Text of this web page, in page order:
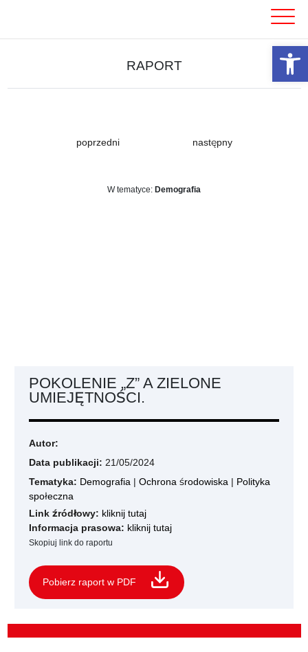
RAPORT
poprzedni następny
W tematyce: Demografia
POKOLENIE „Z” A ZIELONE
UMIEJĘTNOŚCI.
Autor:
Data publikacji: 21/05/2024
Tematyka: Demografia | Ochrona środowiska | Polityka
społeczna
Link źródłowy: kliknij tutaj
Informacja prasowa: kliknij tutaj
Skopiuj link do raportu
Pobierz raport w PDF